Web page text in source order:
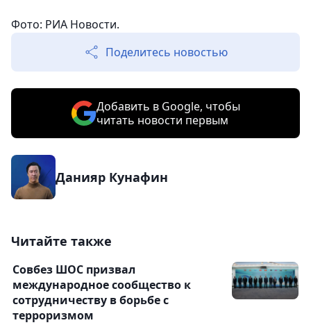
Фото: РИА Новости.
Поделитесь новостью
Добавить в Google, чтобы
читать новости первым
Данияр Кунафин
Читайте также
Совбез ШОС призвал
международное сообщество к
сотрудничеству в борьбе с
терроризмом